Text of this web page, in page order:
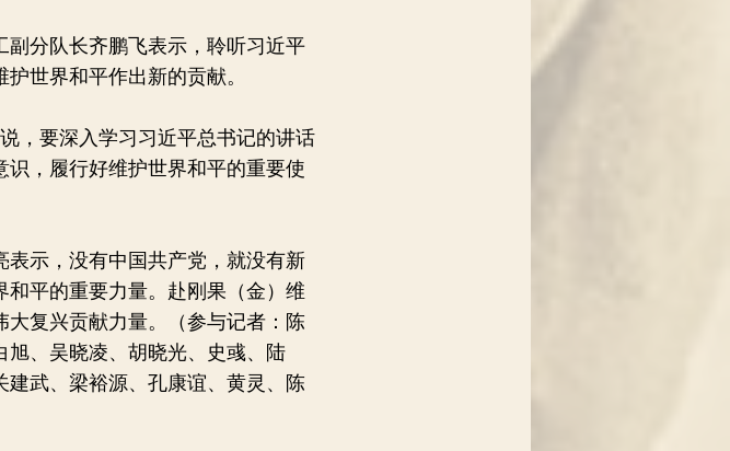
分队长齐鹏飞表示，聆听习近平
世界和平作出新的贡献。
要深入学习习近平总书记的讲话
，履行好维护世界和平的重要使
示，没有中国共产党，就没有新
平的重要力量。赴刚果（金）维
复兴贡献力量。（参与记者：陈
、吴晓凌、胡晓光、史彧、陆
武、梁裕源、孔康谊、黄灵、陈